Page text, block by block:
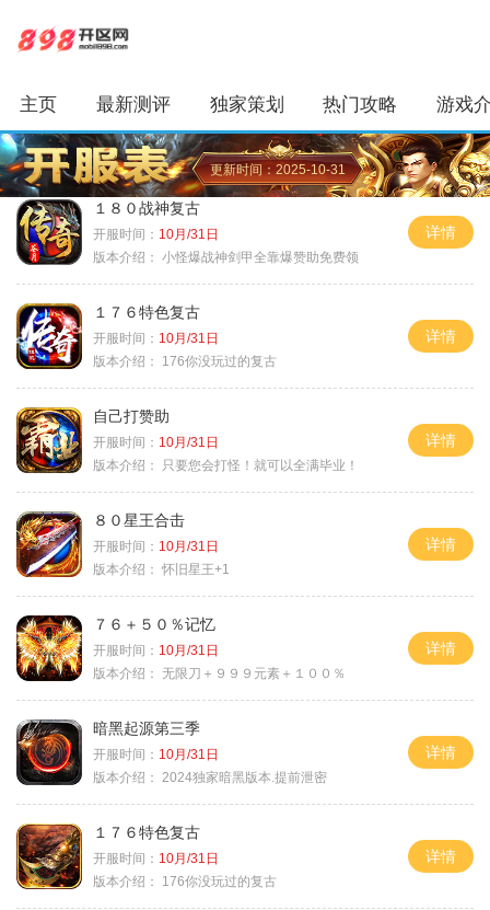
主页 最新测评 独家策划 热门攻略 游戏
更新时间：2025-10-31
１８０战神复古
开服时间： 10月/31日
版本介绍： 小怪爆战神剑甲全靠爆赞助免费领
详情
１７６特色复古
开服时间： 10月/31日
版本介绍：
176你没玩过的复古
详情
自己打赞助
开服时间： 10月/31日
版本介绍：
只要您会打怪！就可以全满毕业！
详情
８０星王合击
开服时间： 10月/31日
版本介绍： 怀旧星王+1
详情
７６＋５０％记忆
开服时间： 10月/31日
版本介绍： 无限刀＋９９９元素＋１００％
详情
暗黑起源第三季
开服时间： 10月/31日
版本介绍： 2024独家暗黑版本.提前泄密
详情
１７６特色复古
开服时间： 10月/31日
版本介绍：
176你没玩过的复古
详情